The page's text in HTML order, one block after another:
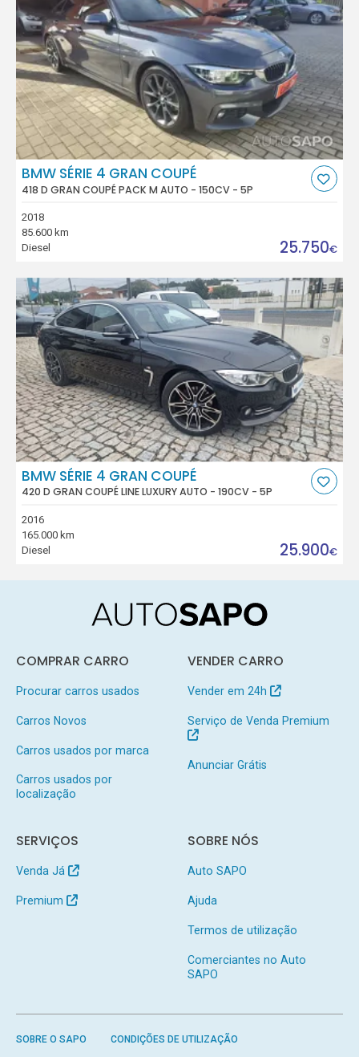
BMW SÉRIE 4 GRAN COUPÉ
418 D GRAN COUPÉ PACK M AUTO - 150CV - 5P
2018
85.600 km
Diesel
25.750€
BMW SÉRIE 4 GRAN COUPÉ
420 D GRAN COUPÉ LINE LUXURY AUTO - 190CV - 5P
2016
165.000 km
Diesel
25.900€
COMPRAR CARRO
Procurar carros usados
Carros Novos
Carros usados por marca
Carros usados por
localização
VENDER CARRO
Vender em 24h
Serviço de Venda Premium
Anunciar Grátis
SERVIÇOS
Venda Já
Premium
SOBRE NÓS
Auto SAPO
Ajuda
Termos de utilização
Comerciantes no Auto
SAPO
SOBRE O SAPO CONDIÇÕES DE UTILIZAÇÃO